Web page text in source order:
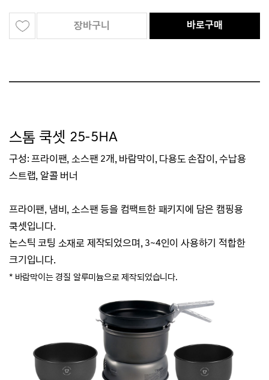
장바구니 바로구매
스톰 쿡셋 25-5HA
구성: 프라이팬, 소스팬 2개, 바람막이, 다용도 손잡이, 수납용
스트랩, 알콜 버너
프라이팬, 냄비, 소스팬 등을 컴팩트한 패키지에 담은 캠핑용
쿡셋입니다.
논스틱 코팅 소재로 제작되었으며, 3~4인이 사용하기 적합한
크기입니다.
* 바람막이는 경질 알루미늄으로 제작되었습니다.